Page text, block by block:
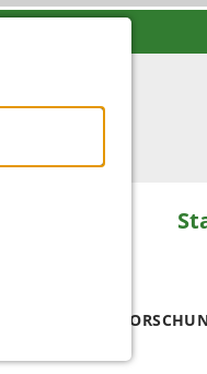
ZUM THEMA